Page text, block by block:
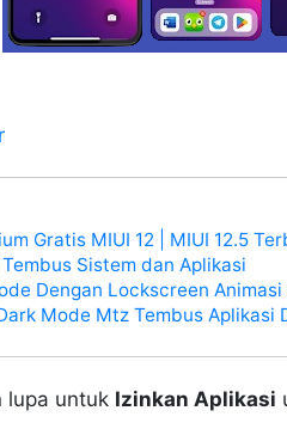
Gratis MIUI 12 | MIUI 12.5
Sistem dan Aplikasi
Dengan Lockscreen Animasi
Mode Mtz Tembus Aplikasi
lupa untuk Izinkan Aplikasi